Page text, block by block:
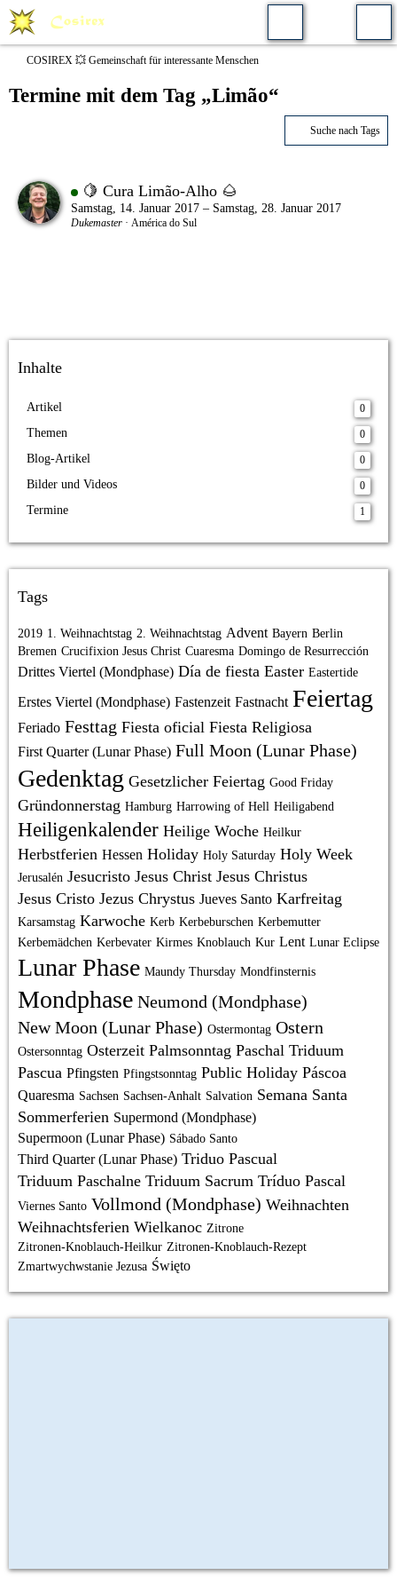
COSIREX 💥 Gemeinschaft für interessante Menschen
Termine mit dem Tag „Limão“
Suche nach Tags
🍋 Cura Limão-Alho 🌰
Samstag, 14. Januar 2017 – Samstag, 28. Januar 2017
Dukemaster América do Sul
Inhalte
Artikel 0
Themen 0
Blog-Artikel 0
Bilder und Videos 0
Termine 1
Tags
2019 1. Weihnachtstag 2. Weihnachtstag Advent Bayern Berlin
Bremen Crucifixion Jesus Christ Cuaresma Domingo de Resurrección
Drittes Viertel (Mondphase) Día de fiesta Easter Eastertide
Erstes Viertel (Mondphase) Fastenzeit Fastnacht Feiertag
Feriado Festtag Fiesta oficial Fiesta Religiosa
First Quarter (Lunar Phase) Full Moon (Lunar Phase)
Gedenktag Gesetzlicher Feiertag Good Friday
Gründonnerstag Hamburg Harrowing of Hell Heiligabend
Heiligenkalender Heilige Woche Heilkur
Herbstferien Hessen Holiday Holy Saturday Holy Week
Jerusalén Jesucristo Jesus Christ Jesus Christus
Jesus Cristo Jezus Chrystus Jueves Santo Karfreitag
Karsamstag Karwoche Kerb Kerbeburschen Kerbemutter
Kerbemädchen Kerbevater Kirmes Knoblauch Kur Lent Lunar Eclipse
Lunar Phase Maundy Thursday Mondfinsternis
Mondphase Neumond (Mondphase)
New Moon (Lunar Phase) Ostermontag Ostern
Ostersonntag Osterzeit Palmsonntag Paschal Triduum
Pascua Pfingsten Pfingstsonntag Public Holiday Páscoa
Quaresma Sachsen Sachsen-Anhalt Salvation Semana Santa
Sommerferien Supermond (Mondphase)
Supermoon (Lunar Phase) Sábado Santo
Third Quarter (Lunar Phase) Triduo Pascual
Triduum Paschalne Triduum Sacrum Tríduo Pascal
Viernes Santo Vollmond (Mondphase) Weihnachten
Weihnachtsferien Wielkanoc Zitrone
Zitronen-Knoblauch-Heilkur Zitronen-Knoblauch-Rezept
Zmartwychwstanie Jezusa Święto